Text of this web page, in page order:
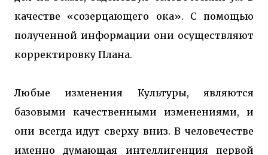
качестве «созерцающего ока». С помощью
полученной информации они осуществляют
корректировку Плана.
Любые изменения Культуры, являются
базовыми качественными изменениями, и
они всегда идут сверху вниз. В человечестве
именно думающая интеллигенция первой